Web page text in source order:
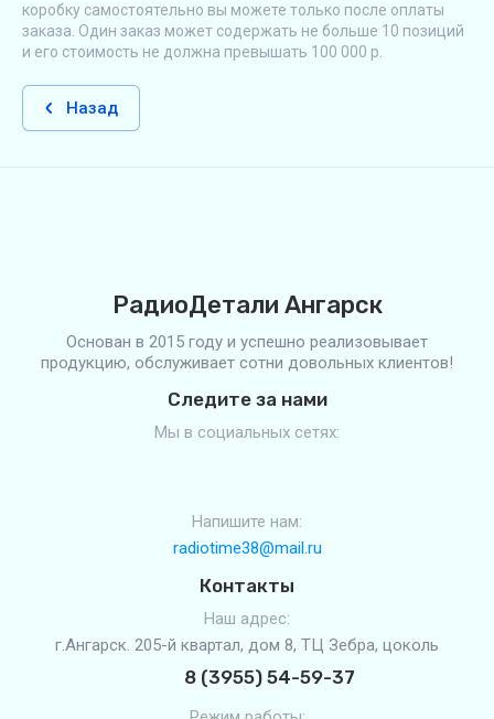
коробку самостоятельно вы можете только после оплаты
заказа. Один заказ может содержать не больше 10 позиций
и его стоимость не должна превышать 100 000 р.
Назад
РадиоДетали Ангарск
Основан в 2015 году и успешно реализовывает
продукцию, обслуживает сотни довольных клиентов!
Следите за нами
Мы в социальных сетях:
Напишите нам:
radiotime38@mail.ru
Контакты
Наш адрес:
г.Ангарск. 205-й квартал, дом 8, ТЦ Зебра, цоколь
8 (3955) 54-59-37